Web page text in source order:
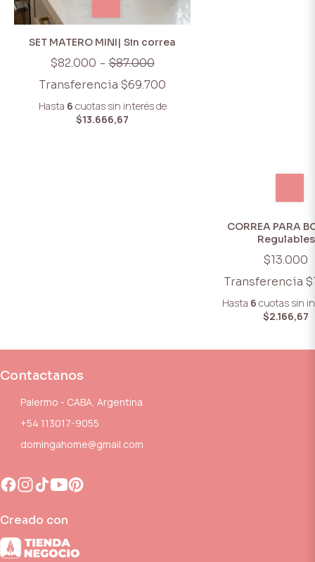
SET MATERO MINI| Sin correa
$82.000 - $87.000
Transferencia $69.700
Hasta 6 cuotas sin interésde
$13.666,67
CORREA PARA
Regulables
$13.000
Transferencia
Hasta 6 cuotas sin
$2.166,67
Contactanos
Palermo - CABA, Argentina
+54 113017-9055
domingahome@gmail.com
Creado con